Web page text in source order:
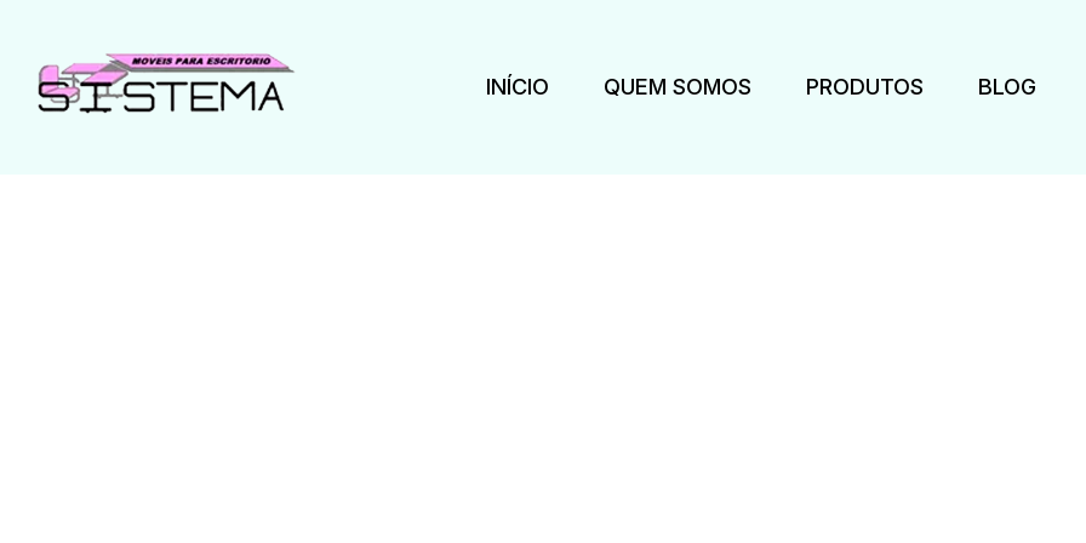
INÍCIO QUEM SOMOS PRODUTOS BLOG